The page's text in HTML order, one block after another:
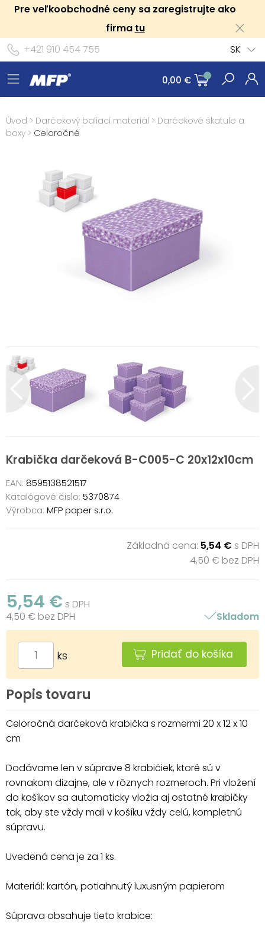
Pre veľkoobchodné ceny sa zaregistrujte ako
firma tu
+421 910 454 755
SK
0,00 €
Úvod > Darčekový baliaci materiál > Darčekové škatule a
boxy > Celoročné
Krabička darčeková B-C005-C 20x12x10cm
EAN: 8595138521517
Katalógové čislo: 5370874
Výrobca: MFP paper s.r.o.
Základná cena: 5,54 € s DPH
4,50 € bez DPH
5,54 € s DPH
4,50 € bez DPH
Skladom
ks Pridať do košíka
Popis tovaru
Celoročná darčeková krabička s rozmermi 20 x 12 x 10
cm
Dodávame len v súprave 8 krabičiek, ktoré sú v
rovnakom dizajne, ale v rôznych rozmeroch. Pri vložení
do košíkov sa automaticky vložia aj ostatné krabičky
tak, aby ste vždy mali v košíku vždy celú, kompletnú
súpravu.
Uvedená cena je za 1 ks.
Materiál: kartón, potiahnutý luxusným papierom
Súprava obsahuje tieto krabice: